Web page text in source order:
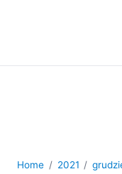
Home 2021